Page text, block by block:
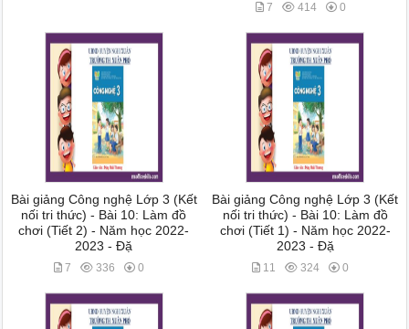
7 414 0
Bài giảng Công nghệ Lớp 3 (Kết
nối tri thức) - Bài 10: Làm đồ
chơi (Tiết 2) - Năm học 2022-
2023 - Đặ
7 336 0
Bài giảng Công nghệ Lớp 3 (Kết
nối tri thức) - Bài 10: Làm đồ
chơi (Tiết 1) - Năm học 2022-
2023 - Đặ
11 324 0